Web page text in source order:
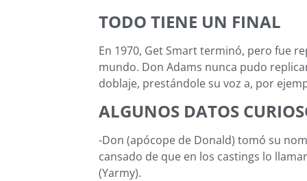
TODO TIENE UN FINAL
En 1970, Get Smart terminó, pero fue
mundo. Don Adams nunca pudo
doblaje, prestándole su voz a, por
ALGUNOS DATOS
-Don (apócope de Donald) tomó su
cansado de que en los castings lo
(Yarmy).